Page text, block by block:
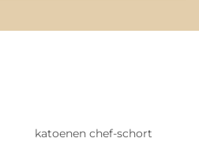
katoenen chef-schort